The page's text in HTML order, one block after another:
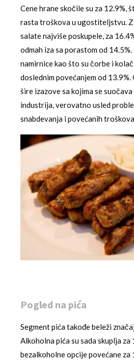
Cene hrane skočile su za 12.9%,
rasta troškova u ugostiteljstvu.
salate najviše poskupele, za
odmah iza sa porastom od
namirnice kao što su čorbe i
doslednim povećanjem od
šire izazove sa kojima se
industrija, verovatno usled
snabdevanja i povećanih
Pogled na pića
Segment pića takođe beleži
Alkoholna pića su sada skuplja za
bezalkoholne opcije povećane